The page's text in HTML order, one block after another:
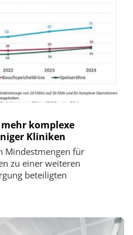
komplexe
Kliniken
Mindestmengen für
zu einer weiteren
beteiligten